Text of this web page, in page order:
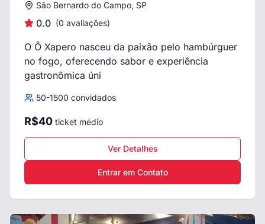
São Bernardo do Campo, SP
0.0 (0 avaliações)
O Ô Xapero nasceu da paixão pelo hambúrguer
no fogo, oferecendo sabor e experiência
gastronômica úni
50-1500 convidados
R$40 ticket médio
Ver Detalhes
Entrar em Contato